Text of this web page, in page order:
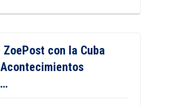
con la Cuba